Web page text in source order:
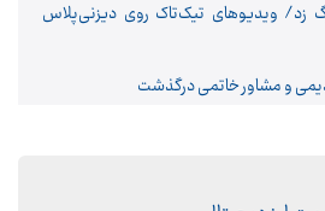
زد/ ویدیوهای تیک‌تاک روی دیزنی‌پلاس
و مشاور خاتمی درگذشت